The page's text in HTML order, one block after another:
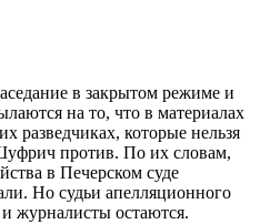
в закрытом режиме и
на то, что в материалах
разведчиках, которые нельзя
против. По их словам,
в Печерском суде
Но судьи апелляционного
журналисты остаются.